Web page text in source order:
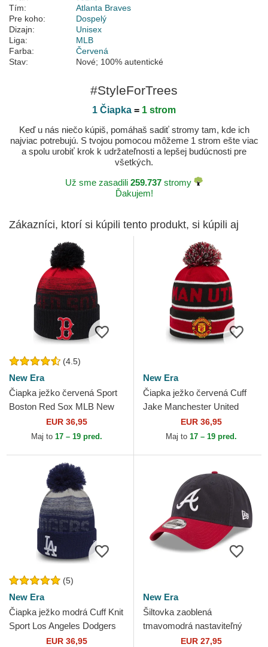
Tím:
Atlanta Braves
Pre koho:
Dospelý
Dizajn:
Unisex
Liga:
MLB
Farba:
Červená
Stav:
Nové; 100% autentické
#StyleForTrees
1 Čiapka = 1 strom
Keď u nás niečo kúpiš, pomáhaš sadiť stromy tam, kde ich
najviac potrebujú. S tvojou pomocou môžeme 1 strom ešte viac
a spolu urobiť krok k udržateľnosti a lepšej budúcnosti pre
všetkých.
Už sme zasadili 259.737 stromy
Ďakujem!
Zákazníci, ktorí si kúpili tento produkt, si kúpili aj
(4.5)
New Era
Čiapka ježko červená Sport
Boston Red Sox MLB New
EUR 36,95
Maj to 17 – 19 pred.
New Era
Čiapka ježko červená Cuff
Jake Manchester United
Football Club Premier League
New Era
EUR 36,95
Maj to 17 – 19 pred.
(5)
New Era
Čiapka ježko modrá Cuff Knit
Sport Los Angeles Dodgers
MLB New EraEUR 36,95
New Era
Šiltovka zaoblená
tmavomodrá nastaviteľný
9TWENTY Core Classic
EUR 27,95